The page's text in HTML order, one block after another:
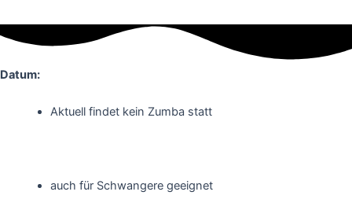
Datum:
Aktuell findet kein Zumba statt
auch für Schwangere geeignet